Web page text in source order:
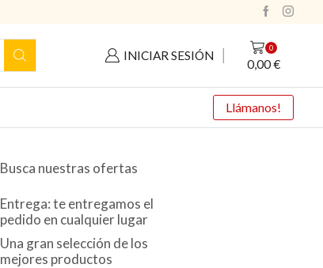
INICIAR SESIÓN
0
0,00€
Llámanos!
Busca nuestras ofertas
Entrega: te entregamos el
pedido en cualquier lugar
Una gran selección de los
mejores productos